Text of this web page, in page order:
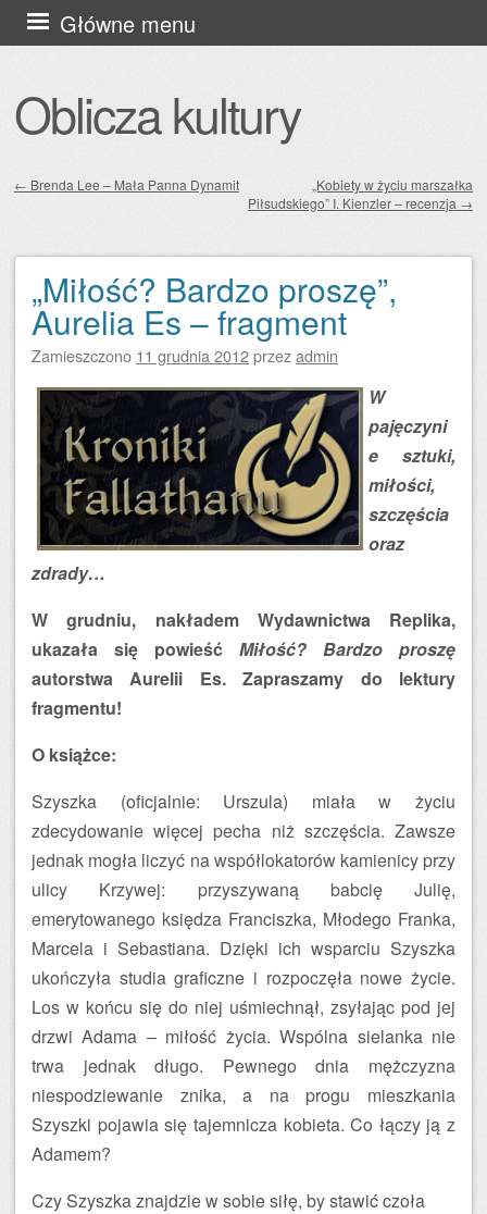
Oblicza kultury
Główne menu
Przejdź
do
← Brenda Lee – Mała Panna Dynamit
„Kobiety w życiu marszałka
Piłsudskiego” I. Kienzler – recenzja →
„Miłość? Bardzo proszę”,
Aurelia Es – fragment
Zamieszczono 11 grudnia 2012przezadmin
W
pajęczyni
e sztuki,
miłości,
szczęścia
oraz
zdrady…
W grudniu, nakładem Wydawnictwa Replika,
ukazała się powieść Miłość? Bardzo proszę
autorstwa Aurelii Es. Zapraszamy do lektury
fragmentu!
O książce:
Szyszka (oficjalnie: Urszula) miała w życiu
zdecydowanie więcej pecha niż szczęścia. Zawsze
jednak mogła liczyć na współlokatorów kamienicy przy
ulicy Krzywej: przyszywaną babcię Julię,
emerytowanego księdza Franciszka, Młodego Franka,
Marcela i Sebastiana. Dzięki ich wsparciu Szyszka
ukończyła studia graficzne i rozpoczęła nowe życie.
Los w końcu się do niej uśmiechnął, zsyłając pod jej
drzwi Adama – miłość życia. Wspólna sielanka nie
trwa jednak długo. Pewnego dnia mężczyzna
niespodziewanie znika, a na progu mieszkania
Szyszki pojawia się tajemnicza kobieta. Co łączy ją z
Adamem?
Czy Szyszka znajdzie w sobie siłę, by stawić czoła